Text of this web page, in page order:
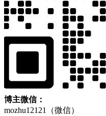
博主微信：
mozhu12121（微信）